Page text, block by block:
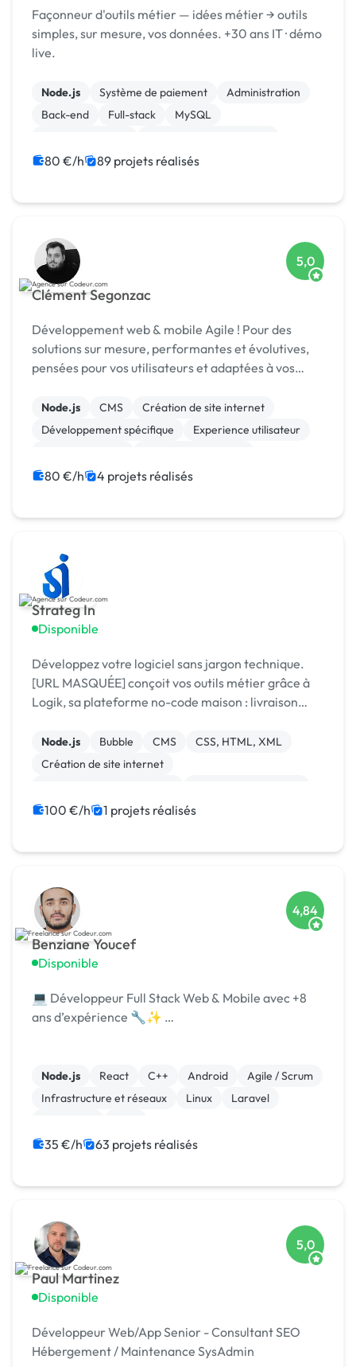
Façonneur d'outils métier — idées métier → outils
simples, sur mesure, vos données. +30 ans IT · démo
live.
Node.js Système de paiement
Administration
Back-end
Full-stack
MySQL
Integration HTML
Machine Learning
80 €/h 89 projets réalisés
Clément Segonzac
5,0
Développement web & mobile Agile ! Pour des
solutions sur mesure, performantes et évolutives,
pensées pour vos utilisateurs et adaptées à vos
Node.js CMS
Création de site internet
Développement spécifique
Experience utilisateur
Migration ou refonte de site
80 €/h 4 projets réalisés
Strateg In
Disponible
Développez votre logiciel sans jargon technique.
[URL MASQUÉE] conçoit vos outils métier grâce à
Logik, sa plateforme no-code maison : livraison
Node.js Bubble CMS
CSS, HTML, XML
Création de site internet
Gestion site web
Installation de Script
100 €/h 1 projets réalisés
Benziane Youcef
Disponible
4,84
💻 Développeur Full Stack Web & Mobile avec +8
ans d’expérience 🔧✨ …
Node.js React C++ Android
Agile / Scrum
Infrastructure et réseaux
Linux
Laravel
35 €/h 63 projets réalisés
Paul Martinez
Disponible
5,0
Développeur Web/App Senior - Consultant SEO
Hébergement / Maintenance SysAdmin